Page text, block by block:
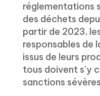
réglementations
des déchets
partir de 2023,
responsables de
issus de leurs
tous doivent s’y
sanctions